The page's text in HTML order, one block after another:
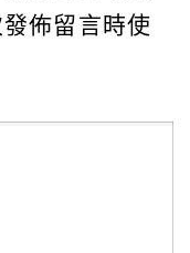
佈留言時使